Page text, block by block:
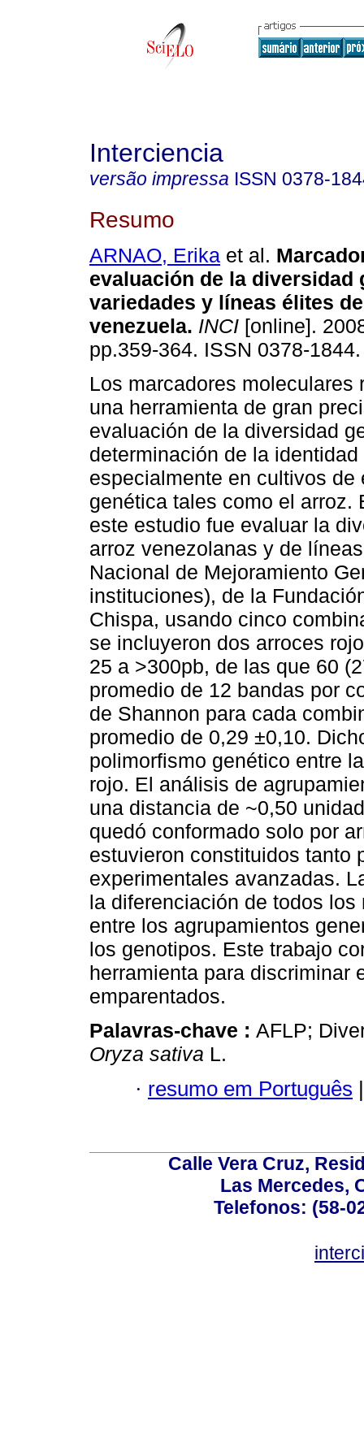
Interciencia
versão impressa ISSN 0378-
Resumo
ARNAO, Erika et al.
evaluación de la diversidad
variedades y líneas élites
venezuela. INCI [online].
pp.359-364. ISSN 0378-1844.
Los marcadores moleculares
una herramienta de gran
evaluación de la diversidad
determinación de la
especialmente en cultivos de
genética tales como el arroz.
este estudio fue evaluar la
arroz venezolanas y de
Nacional de Mejoramiento
instituciones), de la
Chispa, usando cinco
se incluyeron dos arroces
25 a >300pb, de las que 60
promedio de 12 bandas por
de Shannon para cada
promedio de 0,29 ±0,10.
polimorfismo genético entre
rojo. El análisis de
una distancia de ~0,50
quedó conformado solo por
estuvieron constituidos tanto
experimentales avanzadas.
la diferenciación de todos
entre los agrupamientos
los genotipos. Este trabajo
herramienta para discriminar
emparentados.
Palavras-chave : AFLP;
Oryza sativa L.
· resumo em Português |
Calle Vera Cruz,
Las Mercedes,
Telefonos: (58-